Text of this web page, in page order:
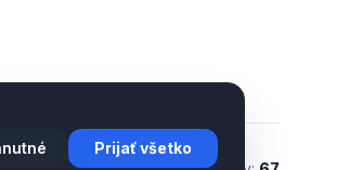
Prijať všetko